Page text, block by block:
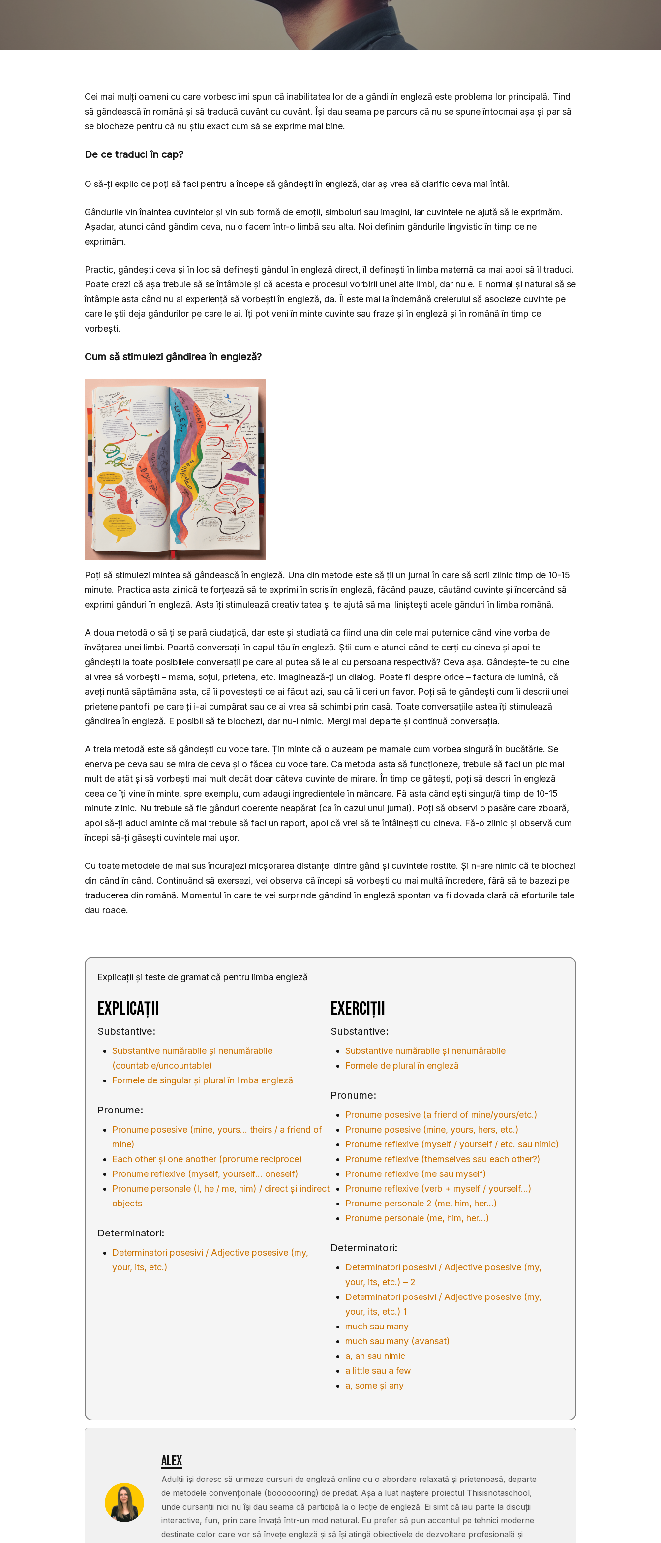
Cei mai mulți oameni cu care vorbesc îmi spun că inabilitatea lor de a gândi în engleză este problema lor principală. Tind
să gândească în română și să traducă cuvânt cu cuvânt. Își dau seama pe parcurs că nu se spune întocmai așa și par să
se blocheze pentru că nu știu exact cum să se exprime mai bine.
De ce traduci în cap?
O să-ți explic ce poți să faci pentru a începe să gândești în engleză, dar aș vrea să clarific ceva mai întâi.
Gândurile vin înaintea cuvintelor și vin sub formă de emoții, simboluri sau imagini, iar cuvintele ne ajută să le exprimăm.
Așadar, atunci când gândim ceva, nu o facem într-o limbă sau alta. Noi definim gândurile lingvistic în timp ce ne
exprimăm.
Practic, gândești ceva și în loc să definești gândul în engleză direct, îl definești în limba maternă ca mai apoi să îl traduci.
Poate crezi că așa trebuie să se întâmple și că acesta e procesul vorbirii unei alte limbi, dar nu e. E normal și natural să se
întâmple asta când nu ai experiență să vorbești în engleză, da. Îi este mai la îndemână creierului să asocieze cuvinte pe
care le știi deja gândurilor pe care le ai. Îți pot veni în minte cuvinte sau fraze și în engleză și în română în timp ce
vorbești.
Cum să stimulezi gândirea în engleză?
Poți să stimulezi mintea să gândească în engleză. Una din metode este să ții un jurnal în care să scrii zilnic timp de 10-15
minute. Practica asta zilnică te forțează să te exprimi în scris în engleză, făcând pauze, căutând cuvinte și încercând să
exprimi gânduri în engleză. Asta îți stimulează creativitatea și te ajută să mai liniștești acele gânduri în limba română.
A doua metodă o să ți se pară ciudațică, dar este și studiată ca fiind una din cele mai puternice când vine vorba de
învățarea unei limbi. Poartă conversații în capul tău în engleză. Știi cum e atunci când te cerți cu cineva și apoi te
gândești la toate posibilele conversații pe care ai putea să le ai cu persoana respectivă? Ceva așa. Gândește-te cu cine
ai vrea să vorbești – mama, soțul, prietena, etc. Imaginează-ți un dialog. Poate fi despre orice – factura de lumină, că
aveți nuntă săptămâna asta, că îi povestești ce ai făcut azi, sau că îi ceri un favor. Poți să te gândești cum îi descrii unei
prietene pantofii pe care ți i-ai cumpărat sau ce ai vrea să schimbi prin casă. Toate conversațiile astea îți stimulează
gândirea în engleză. E posibil să te blochezi, dar nu-i nimic. Mergi mai departe și continuă conversația.
A treia metodă este să gândești cu voce tare. Țin minte că o auzeam pe mamaie cum vorbea singură în bucătărie. Se
enerva pe ceva sau se mira de ceva și o făcea cu voce tare. Ca metoda asta să funcționeze, trebuie să faci un pic mai
mult de atât și să vorbești mai mult decât doar câteva cuvinte de mirare. În timp ce gătești, poți să descrii în engleză
ceea ce îți vine în minte, spre exemplu, cum adaugi ingredientele în mâncare. Fă asta când ești singur/ă timp de 10-15
minute zilnic. Nu trebuie să fie gânduri coerente neapărat (ca în cazul unui jurnal). Poți să observi o pasăre care zboară,
apoi să-ți aduci aminte că mai trebuie să faci un raport, apoi că vrei să te întâlnești cu cineva. Fă-o zilnic și observă cum
începi să-ți găsești cuvintele mai ușor.
Cu toate metodele de mai sus încurajezi micșorarea distanței dintre gând și cuvintele rostite. Și n-are nimic că te blochezi
din când în când. Continuând să exersezi, vei observa că începi să vorbești cu mai multă încredere, fără să te bazezi pe
traducerea din română. Momentul în care te vei surprinde gândind în engleză spontan va fi dovada clară că eforturile tale
dau roade.
Explicații și teste de gramatică pentru limba engleză
Explicații
Substantive:
Substantive numărabile și nenumărabile
(countable/uncountable)
Formele de singular și plural în limba engleză
Pronume:
Pronume posesive (mine, yours… theirs / a friend of
mine)
Each other și one another (pronume reciproce)
Pronume reflexive (myself, yourself… oneself)
Pronume personale (I, he / me, him) / direct și indirect
objects
Determinatori:
Determinatori posesivi / Adjective posesive (my,
your, its, etc.)
Exerciții
Substantive:
Substantive numărabile și nenumărabile
Formele de plural în engleză
Pronume:
Pronume posesive (a friend of mine/yours/etc.)
Pronume posesive (mine, yours, hers, etc.)
Pronume reflexive (myself / yourself / etc. sau nimic)
Pronume reflexive (themselves sau each other?)
Pronume reflexive (me sau myself)
Pronume reflexive (verb + myself / yourself…)
Pronume personale 2 (me, him, her…)
Pronume personale (me, him, her…)
Determinatori:
Determinatori posesivi / Adjective posesive (my,
your, its, etc.) – 2
Determinatori posesivi / Adjective posesive (my,
your, its, etc.) 1
much sau many
much sau many (avansat)
a, an sau nimic
a little sau a few
a, some și any
Alex
Adulții își doresc să urmeze cursuri de engleză online cu o abordare relaxată și prietenoasă, departe
de metodele convenționale (booooooring) de predat. Așa a luat naștere proiectul Thisisnotaschool,
unde cursanții nici nu își dau seama că participă la o lecție de engleză. Ei simt că iau parte la discuții
interactive, fun, prin care învață într-un mod natural. Eu prefer să pun accentul pe tehnici moderne
destinate celor care vor să învețe engleză și să își atingă obiectivele de dezvoltare profesională și